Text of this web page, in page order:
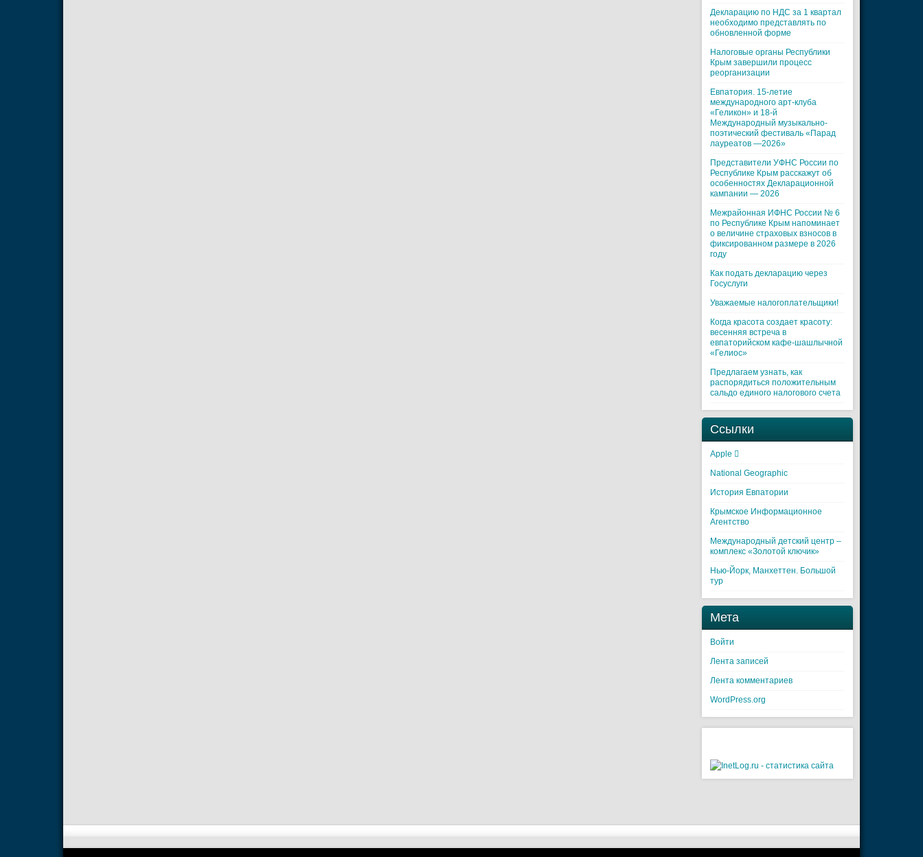
Декларацию по НДС за 1 квартал
необходимо представлять по
обновленной форме
Налоговые органы Республики
Крым завершили процесс
реорганизации
Евпатория. 15-летие
международного арт-клуба
«Геликон» и 18-й
Международный музыкально-
поэтический фестиваль «Парад
лауреатов —2026»
Представители УФНС России по
Республике Крым расскажут об
особенностях Декларационной
кампании — 2026
Межрайонная ИФНС России № 6
по Республике Крым напоминает
о величине страховых взносов в
фиксированном размере в 2026
году
Как подать декларацию через
Госуслуги
Уважаемые налогоплательщики!
Когда красота создает красоту:
весенняя встреча в
евпаторийском кафе-шашлычной
«Гелиос»
Предлагаем узнать, как
распорядиться положительным
сальдо единого налогового счета
Ссылки
Apple 
National Geographic
История Евпатории
Крымское Информационное
Агентство
Международный детский центр –
комплекс «Золотой ключик»
Нью-Йорк, Манхеттен. Большой
тур
Мета
Войти
Лента записей
Лента комментариев
WordPress.org